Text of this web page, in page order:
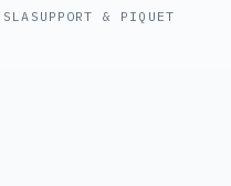
SUPPORT & PIQUET